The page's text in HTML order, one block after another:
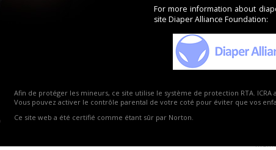
For more information about
site Diaper Alliance Foundation:
Afin de protéger les mineurs, ce site utilise le système de protection RTA.
Vous pouvez activer le contrôle parental de votre coté pour éviter que vos
Ce site web a été certifié comme étant sûr par Norton.
Vous